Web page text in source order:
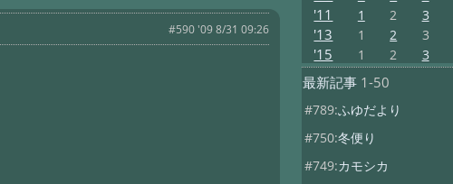
#590 '09 8/31 09:26
'11 1 2 3
'13 1 2 3
'15 1 2 3
最新記事1-50
#789:ふゆだより
#750:冬便り
#749:カモシカ